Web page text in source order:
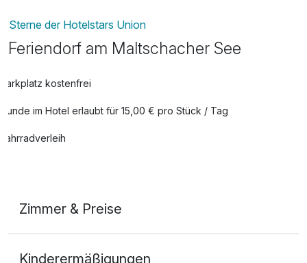
Sterne der Hotelstars Union
Feriendorf am Maltschacher See
Parkplatz kostenfrei
Hunde im Hotel erlaubt für 15,00 € pro Stück / Tag
Fahrradverleih
Zimmer & Preise
2 Erwachsene
Kinderermäßigungen